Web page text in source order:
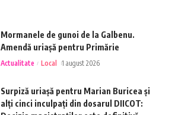
Mormanele de gunoi de la Galbenu.
Amendă uriașă pentru Primărie
Actualitate Local 1 august 2026
Surpiză uriașă pentru Marian Buricea și
alți cinci inculpați din dosarul DIICOT: